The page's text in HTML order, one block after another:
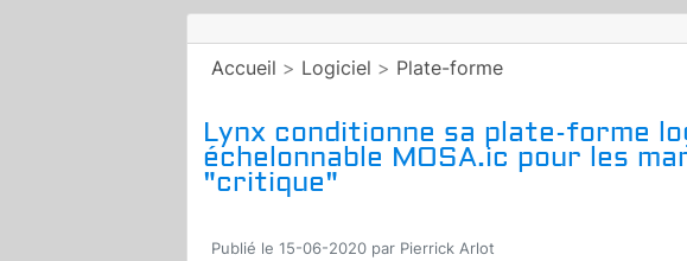
Accueil > Logiciel > Plate-forme
Lynx conditionne sa plate-forme
échelonnable MOSA.ic pour les
"critique"
Publié le 15-06-2020 par Pierrick Arlot